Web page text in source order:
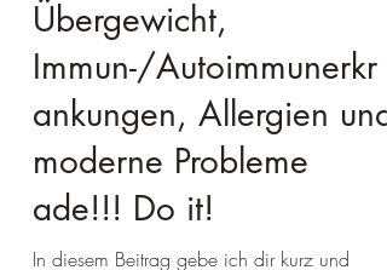
Gesundheitsleitfaden:
Übergewicht,
Immun-/Autoimmunerkr
ankungen, Allergien und
moderne Probleme